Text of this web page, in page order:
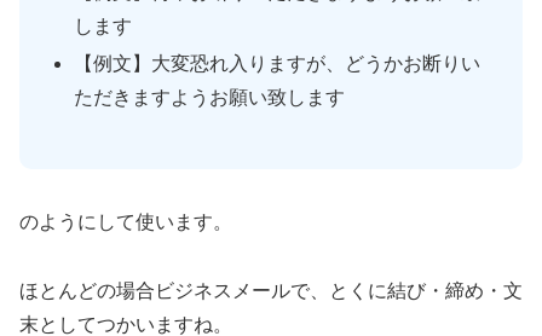
します
【例文】大変恐れ入りますが、どうかお断りい
ただきますようお願い致します
のようにして使います。
ほとんどの場合ビジネスメールで、とくに結び・締め・文
末としてつかいますね。